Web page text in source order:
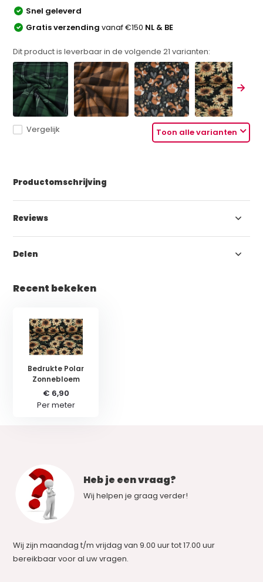
Snel geleverd
Gratis verzendingvanaf €150 NL & BE
Dit product is leverbaar in de volgende21 varianten:
Toon alle varianten
Vergelijk
Productomschrijving
Reviews
Delen
Recent bekeken
Bedrukte Polar
Zonnebloem
€ 6,90
Per meter
Heb je een vraag?
Wij helpen je graag verder!
Wij zijn maandag t/m vrijdag van 9.00 uur tot 17.00 uur
bereikbaar voor al uw vragen.